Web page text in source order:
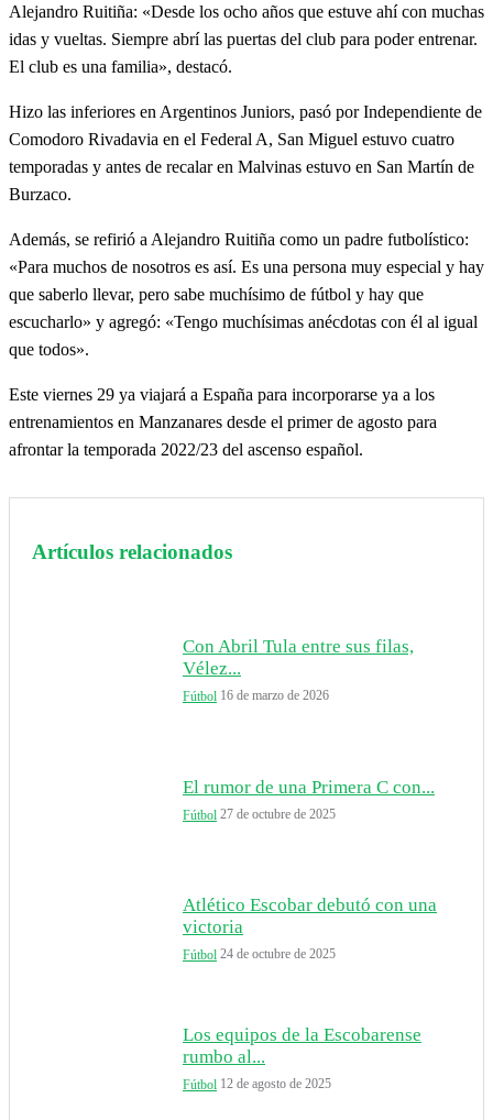
Alejandro Ruitiña: «Desde los ocho años que estuve ahí con muchas
idas y vueltas. Siempre abrí las puertas del club para poder entrenar.
El club es una familia», destacó.
Hizo las inferiores en Argentinos Juniors, pasó por Independiente de
Comodoro Rivadavia en el Federal A, San Miguel estuvo cuatro
temporadas y antes de recalar en Malvinas estuvo en San Martín de
Burzaco.
Además, se refirió a Alejandro Ruitiña como un padre futbolístico:
«Para muchos de nosotros es así. Es una persona muy especial y hay
que saberlo llevar, pero sabe muchísimo de fútbol y hay que
escucharlo» y agregó: «Tengo muchísimas anécdotas con él al igual
que todos».
Este viernes 29 ya viajará a España para incorporarse ya a los
entrenamientos en Manzanares desde el primer de agosto para
afrontar la temporada 2022/23 del ascenso español.
Artículos relacionados
Con Abril Tula entre sus filas,
Vélez...
Fútbol 16 de marzo de 2026
El rumor de una Primera C con...
Fútbol 27 de octubre de 2025
Atlético Escobar debutó con una
victoria
Fútbol 24 de octubre de 2025
Los equipos de la Escobarense
rumbo al...
Fútbol 12 de agosto de 2025